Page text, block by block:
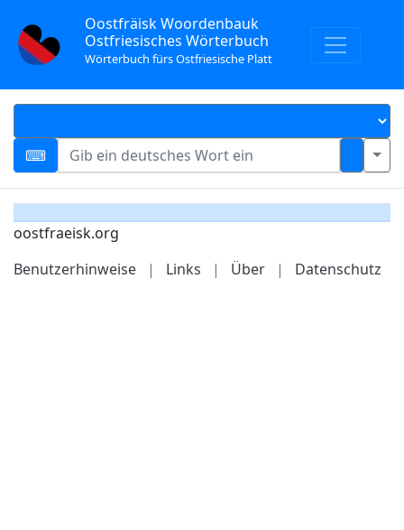
Oostfräisk Woordenbauk
Ostfriesisches Wörterbuch
Wörterbuch fürs Ostfriesische Platt
oostfraeisk.org
Benutzerhinweise
| Links | Über | Datenschutz